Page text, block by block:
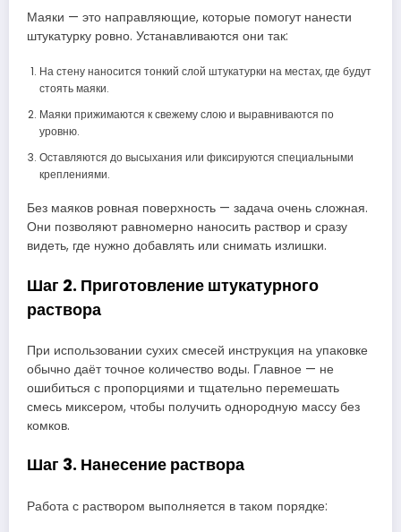
Маяки — это направляющие, которые помогут нанести
штукатурку ровно. Устанавливаются они так:
На стену наносится тонкий слой штукатурки на местах, где будут
стоять маяки.
Маяки прижимаются к свежему слою и выравниваются по
уровню.
Оставляются до высыхания или фиксируются специальными
креплениями.
Без маяков ровная поверхность — задача очень сложная.
Они позволяют равномерно наносить раствор и сразу
видеть, где нужно добавлять или снимать излишки.
Шаг 2. Приготовление штукатурного
раствора
При использовании сухих смесей инструкция на упаковке
обычно даёт точное количество воды. Главное — не
ошибиться с пропорциями и тщательно перемешать
смесь миксером, чтобы получить однородную массу без
комков.
Шаг 3. Нанесение раствора
Работа с раствором выполняется в таком порядке: